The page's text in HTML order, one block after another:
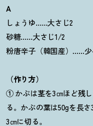
A
しょうゆ……大さじ2
砂糖……大さじ1/2
粉唐辛子（韓国産）……少
（作り方）
①かぶは茎を3㎝ほど残
る。かぶの葉は50gを長さ
3㎝に切る。